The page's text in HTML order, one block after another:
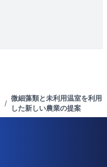
/
微細藻類と未利用温室を利用
した新しい農業の提案